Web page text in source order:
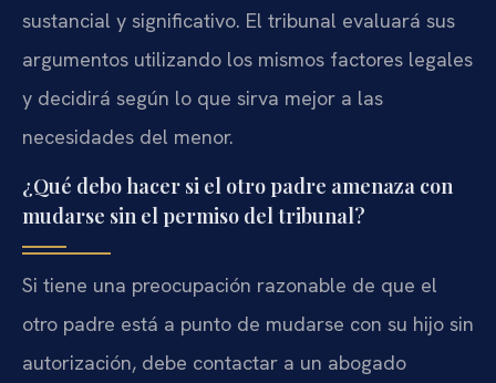
sustancial y significativo. El tribunal evaluará sus
argumentos utilizando los mismos factores legales
y decidirá según lo que sirva mejor a las
necesidades del menor.
¿Qué debo hacer si el otro padre amenaza con
mudarse sin el permiso del tribunal?
Si tiene una preocupación razonable de que el
otro padre está a punto de mudarse con su hijo sin
autorización, debe contactar a un abogado